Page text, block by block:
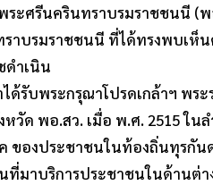
ะศรีนครินทราบรมราชชนนี (
าบรมราชชนนี ที่ได้ทรงพบเห็
ดำเนิน
ได้รับพระกรุณาโปรดเกล้าฯ พ
วัด พอ.สว. เมื่อ พ.ศ. 2515 ใน
ของประชาชนในท้องถิ่นทุรกัน
มาบริการประชาชนในด้านต่า